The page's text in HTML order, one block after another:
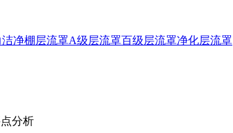
净棚 层流罩A级层流罩百级层流罩净化层流罩
分析